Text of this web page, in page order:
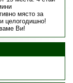
място за
целогодишно!
Ви!